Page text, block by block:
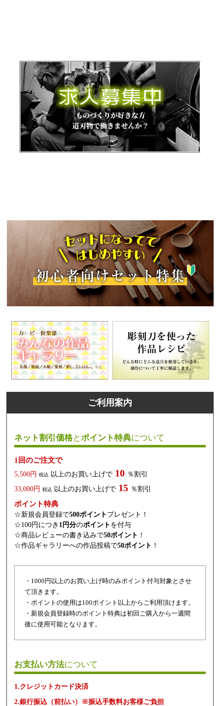
ご利用案内
ネット割引価格とポイント特典について
1回のご注文で
5,500円 税込 以上のお買い上げで 10 ％割引
33,000円 税込 以上のお買い上げで 15 ％割引
ポイント特典
☆新規会員登録で500ポイント プレゼント！
☆100円につき 1円分のポイント を付与
☆商品レビューの書き込みで50ポイント ！
☆作品ギャラリーへの作品投稿で50ポイント ！
・1000円以上のお買い上げ時のみポイント付与対象とさせ
て頂きます。
・ポイントの使用は100ポイント以上からご利用頂けます。
・新規会員登録時のポイント特典は初回ご購入から一週間
後に使用可能となります。
お支払い方法について
1.クレジットカード決済
2.銀行振込（前払い）※振込手数料お客様ご負担